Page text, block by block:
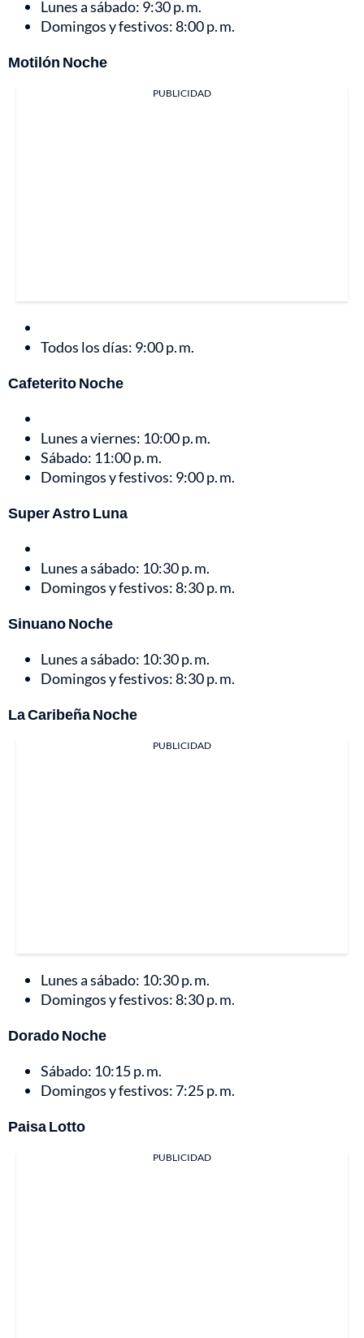
Lunes a sábado: 9:30 p. m.
Domingos y festivos: 8:00 p. m.
Motilón Noche
PUBLICIDAD
Todos los días: 9:00 p. m.
Cafeterito Noche
Lunes a viernes: 10:00 p. m.
Sábado: 11:00 p. m.
Domingos y festivos: 9:00 p. m.
Super Astro Luna
Lunes a sábado: 10:30 p. m.
Domingos y festivos: 8:30 p. m.
Sinuano Noche
Lunes a sábado: 10:30 p. m.
Domingos y festivos: 8:30 p. m.
La Caribeña Noche
PUBLICIDAD
Lunes a sábado: 10:30 p. m.
Domingos y festivos: 8:30 p. m.
Dorado Noche
Sábado: 10:15 p. m.
Domingos y festivos: 7:25 p. m.
Paisa Lotto
PUBLICIDAD